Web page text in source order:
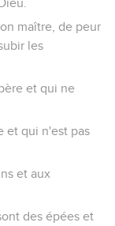
maître, de peur
les
et qui ne
et qui n'est pas
et aux
des épées et